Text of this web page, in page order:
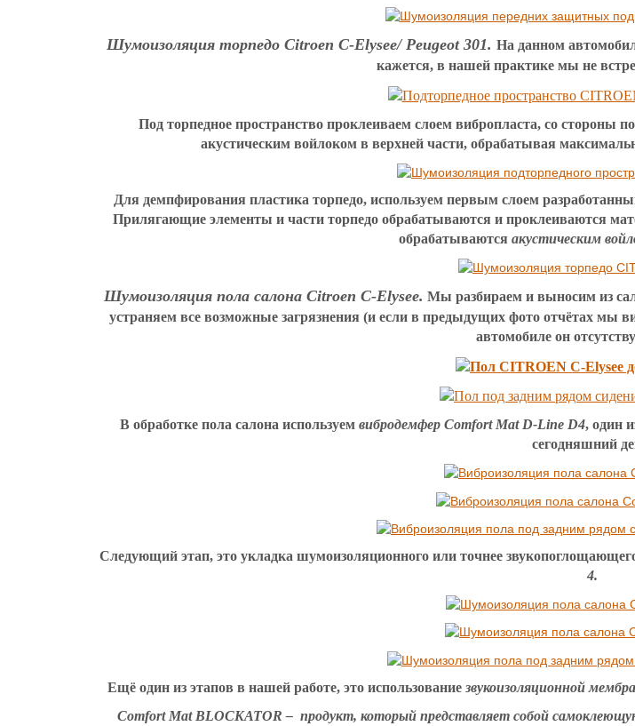
Шумоизоляция торпедо Citroen C-Elysee/ Peugeot 301. На данном
кажется, в нашей практике мы не
Под торпедное пространство проклеиваем слоем вибропласта, со стороны
акустическим войлоком в верхней части, обрабатывая
Для демпфирования пластика торпедо, используем первым слоем
Прилягающие элементы и части торпедо обрабатываются и проклеиваются
обрабатываются акустическим
Шумоизоляция пола салона Citroen C-Elysee. Мы разбираем и выносим из
устраняем все возможные загрязнения (и если в предыдущих фото отчётах мы
автомобиле он
В обработке пола салона используем вибродемфер Comfort Mat D-Line D4, один
сегодняшний
Следующий этап, это укладка шумоизоляционного или точнее
4.
Ещё один из этапов в нашей работе, это использование звукоизоляционной
Comfort Mat BLOCKATOR – продукт, который представляет собой